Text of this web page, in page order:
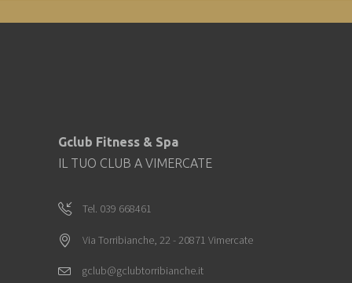
Gclub Fitness & Spa
IL TUO CLUB A VIMERCATE
Tel. 039 668461
Via Torribianche, 22 - 20871 Vimercate
gclub@gclubtorribianche.it